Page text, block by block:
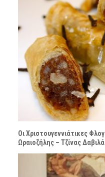
Οι Χριστουγεννιάτικες
Ωραιοζήλης – Τζίνας Δαβιλά